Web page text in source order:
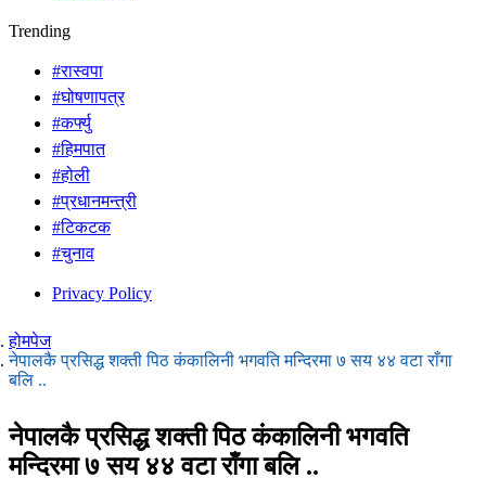
Trending
#रास्वपा
#घोषणापत्र
#कर्फ्यु
#हिमपात
#होली
#प्रधानमन्त्री
#टिकटक
#चुनाव
Privacy Policy
होमपेज
नेपालकै प्रसिद्ध शक्ती पिठ कंकालिनी भगवति मन्दिरमा ७ सय ४४ वटा राँगा
बलि ..
नेपालकै प्रसिद्ध शक्ती पिठ कंकालिनी भगवति
मन्दिरमा ७ सय ४४ वटा राँगा बलि ..